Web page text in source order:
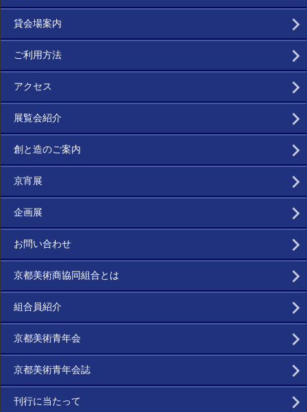
貸会場案内
ご利用方法
アクセス
展覧会紹介
創と造のご案内
京宵展
企画展
お問い合わせ
京都美術商協同組合とは
組合員紹介
京都美術青年会
京都美術青年会誌
刊行に当たって